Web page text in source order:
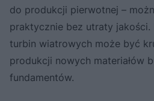
do produkcji pierwotnej –
praktycznie bez utraty jakości.
turbin wiatrowych może być
produkcji nowych materiałów
fundamentów.